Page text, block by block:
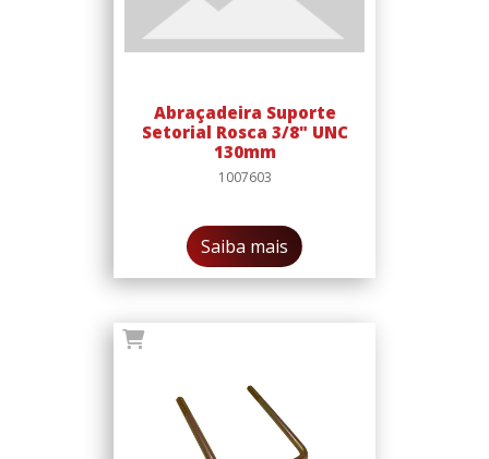
Abraçadeira Suporte
Setorial Rosca 3/8" UNC
130mm
1007603
Saiba mais